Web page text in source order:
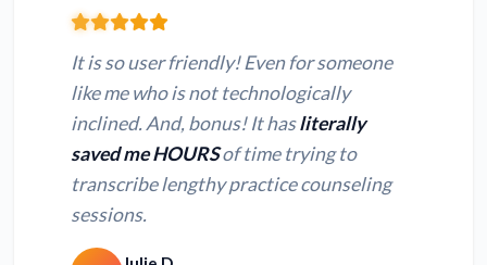
It is so user friendly! Even for someone
like me who is not technologically
inclined. And, bonus! It hasliterally
saved me HOURSof time trying to
transcribe lengthy practice counseling
sessions.